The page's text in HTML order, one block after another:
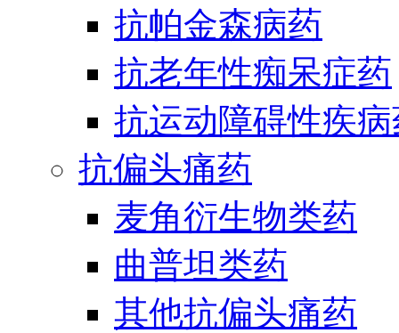
抗帕金森病药
抗老年性痴呆症药
抗运动障碍性疾
抗偏头痛药
麦角衍生物类药
曲普坦类药
其他抗偏头痛药